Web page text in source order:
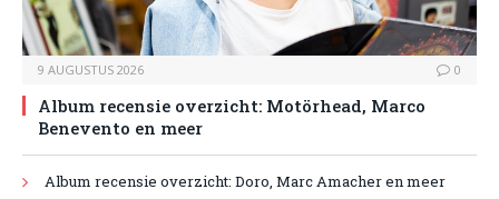
9 AUGUSTUS 2026 0
Album recensie overzicht: Motörhead, Marco
Benevento en meer
Album recensie overzicht: Doro, Marc Amacher en meer